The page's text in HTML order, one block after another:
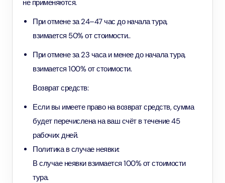
не применяются.
При отмене за 24–47 час до начала тура,
взимается 50% от стоимости..
При отмене за 23 часа и менее до начала тура,
взимается 100% от стоимости.
Возврат средств:
Если вы имеете право на возврат средств, сумма
будет перечислена на ваш счёт в течение 45
рабочих дней.
Политика в случае неявки:
В случае неявки взимается 100% от стоимости
тура.